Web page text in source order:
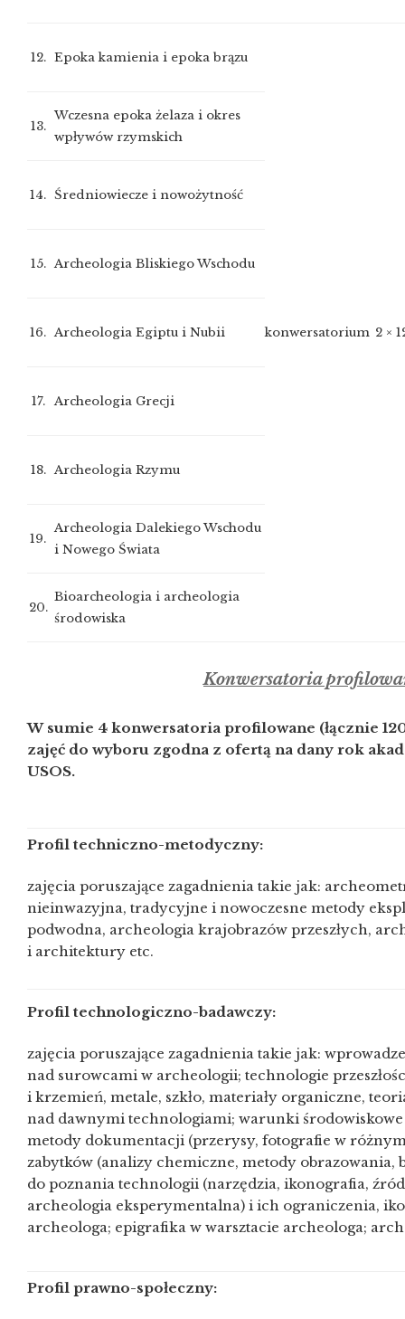
12. Epoka kamienia i epoka brązu
konwersatorium 2 ×
13.
Wczesna epoka żelaza i okres
wpływów rzymskich
14. Średniowiecze i nowożytność
15. Archeologia Bliskiego Wschodu
16. Archeologia Egiptu i Nubii
17. Archeologia Grecji
18. Archeologia Rzymu
19.
Archeologia Dalekiego Wschodu
i Nowego Świata
20.
Bioarcheologia i archeologia
środowiska
Konwersatoria
W sumie 4 konwersatoria profilowane (łącznie
zajęć do wyboru zgodna z ofertą na dany rok
USOS.
Profil techniczno-metodyczny:
zajęcia poruszające zagadnienia takie jak:
nieinwazyjna, tradycyjne i nowoczesne metody
podwodna, archeologia krajobrazów przeszłych,
i architektury etc.
Profil technologiczno-badawczy:
zajęcia poruszające zagadnienia takie jak:
nad surowcami w archeologii; technologie
i krzemień, metale, szkło, materiały organiczne,
nad dawnymi technologiami; warunki środowiskowe
metody dokumentacji (przerysy, fotografie w
zabytków (analizy chemiczne, metody obrazowania,
do poznania technologii (narzędzia, ikonografia,
archeologia eksperymentalna) i ich ograniczenia,
archeologa; epigrafika w warsztacie archeologa;
Profil prawno-społeczny: